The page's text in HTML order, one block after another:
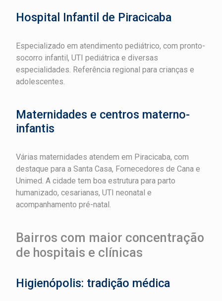
Hospital Infantil de Piracicaba
Especializado em atendimento pediátrico, com pronto-
socorro infantil, UTI pediátrica e diversas
especialidades. Referência regional para crianças e
adolescentes.
Maternidades e centros materno-
infantis
Várias maternidades atendem em Piracicaba, com
destaque para a Santa Casa, Fornecedores de Cana e
Unimed. A cidade tem boa estrutura para parto
humanizado, cesarianas, UTI neonatal e
acompanhamento pré-natal.
Bairros com maior concentração
de hospitais e clínicas
Higienópolis: tradição médica